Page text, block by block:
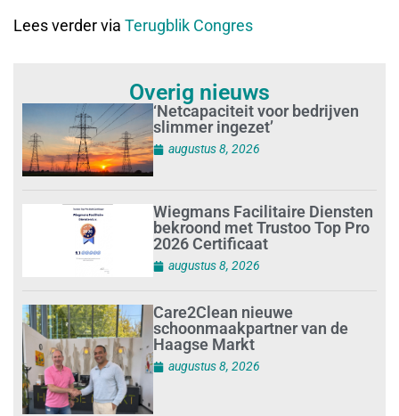
Lees verder via Terugblik Congres
Overig nieuws
‘Netcapaciteit voor bedrijven
slimmer ingezet’
augustus 8, 2026
Wiegmans Facilitaire Diensten
bekroond met Trustoo Top Pro
2026 Certificaat
augustus 8, 2026
Care2Clean nieuwe
schoonmaakpartner van de
Haagse Markt
augustus 8, 2026